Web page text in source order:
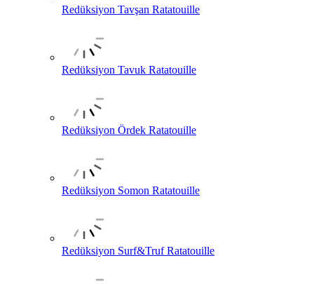
Redüksiyon Tavşan Ratatouille
Redüksiyon Tavuk Ratatouille
Redüksiyon Ördek Ratatouille
Redüksiyon Somon Ratatouille
Redüksiyon Surf&Truf Ratatouille